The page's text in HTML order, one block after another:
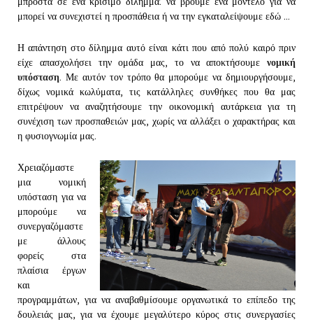
μπορεί να συνεχιστεί η προσπάθεια ή να την εγκαταλείψουμε εδώ ...
Η απάντηση στο δίλημμα αυτό είναι κάτι που από πολύ καιρό πριν
είχε απασχολήσει την ομάδα μας, το να αποκτήσουμε νομική
υπόσταση. Με αυτόν τον τρόπο θα μπορούμε να δημιουργήσουμε,
δίχως νομικά κωλύματα, τις κατάλληλες συνθήκες που θα μας
επιτρέψουν να αναζητήσουμε την οικονομική αυτάρκεια για τη
συνέχιση των προσπαθειών μας, χωρίς να αλλάξει ο χαρακτήρας και
η φυσιογνωμία μας.
Χρειαζόμαστε
μια νομική
υπόσταση για να
μπορούμε να
συνεργαζόμαστε
με άλλους
φορείς στα
πλαίσια έργων
και
προγραμμάτων, για να αναβαθμίσουμε οργανωτικά το επίπεδο της
δουλειάς μας, για να έχουμε μεγαλύτερο κύρος στις συνεργασίες